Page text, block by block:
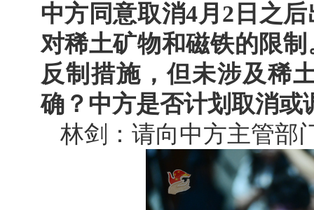
中方同意取消4月2日之
对稀土矿物和磁铁的限
反制措施，但未涉及稀
确？中方是否计划取消或
林剑：请向中方主管部